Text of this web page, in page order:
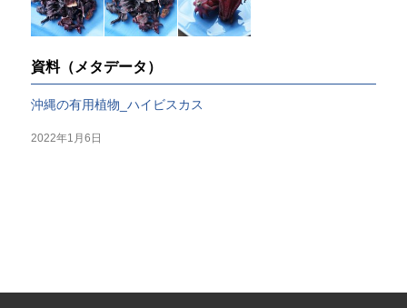
資料（メタデータ）
沖縄の有用植物_ハイビスカス
2022年1月6日